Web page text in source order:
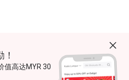
值高达MYR 30